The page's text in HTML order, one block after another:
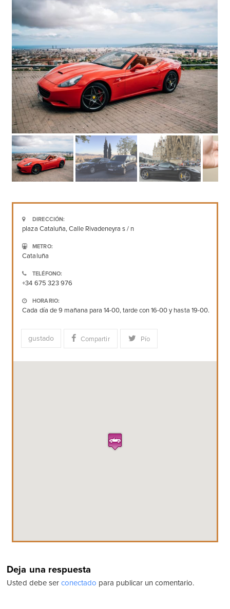
DIRECCIÓN:
plaza Cataluña, Calle Rivadeneyra s / n
METRO:
Cataluña
TELÉFONO:
+34 675 323 976
HORARIO:
Cada día de 9 mañana para 14-00, tarde con 16-00 y hasta 19-00.
gustado Compartir Pío
Deja una respuesta
Usted debe ser conectado para publicar un comentario.